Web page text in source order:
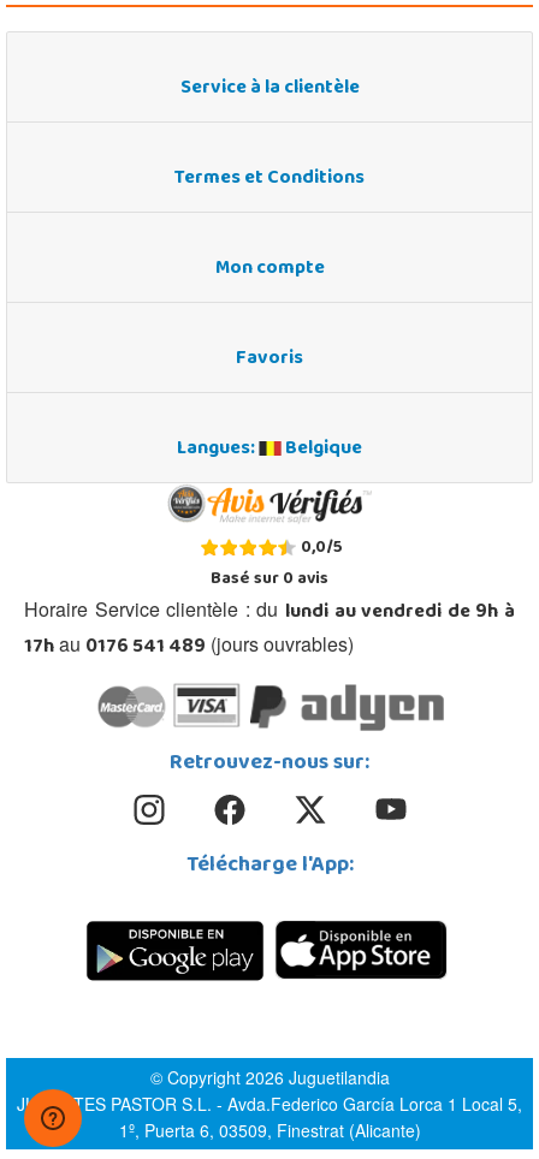
Service à la clientèle
Termes et Conditions
Mon compte
Favoris
Langues: Belgique
0,0/5
Basé sur0avis
Horaire Service clientèle : du lundi au vendredi de 9h à
17hau 0176 541 489 (jours ouvrables)
Retrouvez-nous sur:
Télécharge l'App:
© Copyright 2026 Juguetilandia
JUGUETES PASTOR S.L. - Avda.Federico García Lorca 1 Local 5,
1º, Puerta 6, 03509, Finestrat (Alicante)